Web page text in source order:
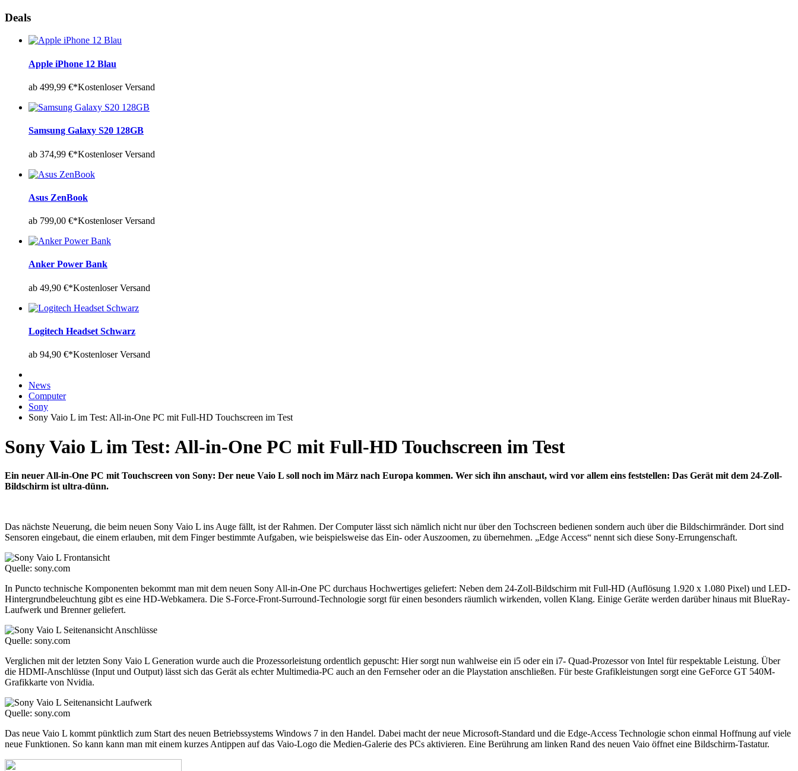
Deals
Apple iPhone 12 Blau
ab 499,99 €*Kostenloser Versand
Samsung Galaxy S20 128GB
ab 374,99 €*Kostenloser Versand
Asus ZenBook
ab 799,00 €*Kostenloser Versand
Anker Power Bank
ab 49,90 €*Kostenloser Versand
Logitech Headset Schwarz
ab 94,90 €*Kostenloser Versand
News
Computer
Sony
Sony Vaio L im Test: All-in-One PC mit Full-HD Touchscreen im Test
Sony Vaio L im Test: All-in-One PC mit Full-HD Touchscreen im Test
Ein neuer All-in-One PC mit Touchscreen von Sony: Der neue Vaio L soll noch im März nach Europa kommen. Wer sich ihn anschaut, wird vor allem eins feststellen: Das Gerät mit dem 24-Zoll-
Bildschirm ist ultra-dünn.
Das nächste Neuerung, die beim neuen Sony Vaio L ins Auge fällt, ist der Rahmen. Der Computer lässt sich nämlich nicht nur über den Tochscreen bedienen sondern auch über die Bildschirmränder. Dort sind
Sensoren eingebaut, die einem erlauben, mit dem Finger bestimmte Aufgaben, wie beispielsweise das Ein- oder Auszoomen, zu übernehmen. „Edge Access“ nennt sich diese Sony-Errungenschaft.
Quelle: sony.com
In Puncto technische Komponenten bekommt man mit dem neuen Sony All-in-One PC durchaus Hochwertiges geliefert: Neben dem 24-Zoll-Bildschirm mit Full-HD (Auflösung 1.920 x 1.080 Pixel) und LED-
Hintergrundbeleuchtung gibt es eine HD-Webkamera. Die S-Force-Front-Surround-Technologie sorgt für einen besonders räumlich wirkenden, vollen Klang. Einige Geräte werden darüber hinaus mit BlueRay-
Laufwerk und Brenner geliefert.
Quelle: sony.com
Verglichen mit der letzten Sony Vaio L Generation wurde auch die Prozessorleistung ordentlich gepuscht: Hier sorgt nun wahlweise ein i5 oder ein i7- Quad-Prozessor von Intel für respektable Leistung. Über
die HDMI-Anschlüsse (Input und Output) lässt sich das Gerät als echter Multimedia-PC auch an den Fernseher oder an die Playstation anschließen. Für beste Grafikleistungen sorgt eine GeForce GT 540M-
Grafikkarte von Nvidia.
Quelle: sony.com
Das neue Vaio L kommt pünktlich zum Start des neuen Betriebssystems Windows 7 in den Handel. Dabei macht der neue Microsoft-Standard und die Edge-Access Technologie schon einmal Hoffnung auf viele
neue Funktionen. So kann kann man mit einem kurzes Antippen auf das Vaio-Logo die Medien-Galerie des PCs aktivieren. Eine Berührung am linken Rand des neuen Vaio öffnet eine Bildschirm-Tastatur.